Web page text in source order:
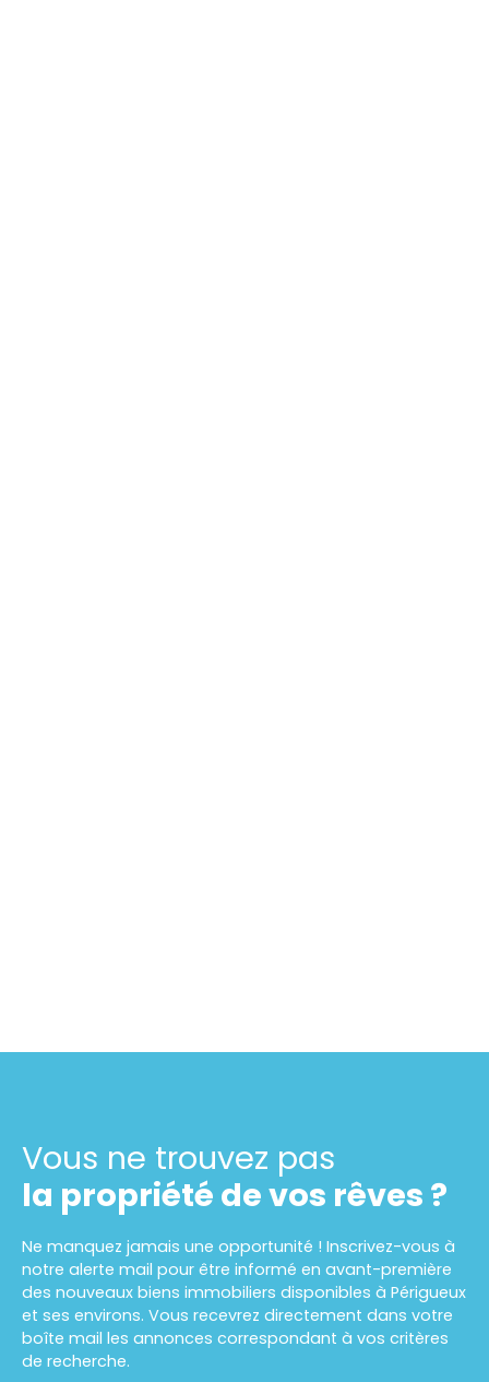
Vous ne trouvez pas
la propriété de vos rêves ?
Ne manquez jamais une opportunité ! Inscrivez-vous à
notre alerte mail pour être informé en avant-première
des nouveaux biens immobiliers disponibles à Périgueux
et ses environs. Vous recevrez directement dans votre
boîte mail les annonces correspondant à vos critères
de recherche.